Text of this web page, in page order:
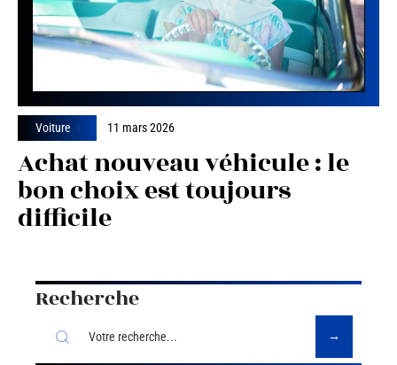
Voiture 11 mars 2026
Achat nouveau véhicule : le
bon choix est toujours
difficile
Recherche